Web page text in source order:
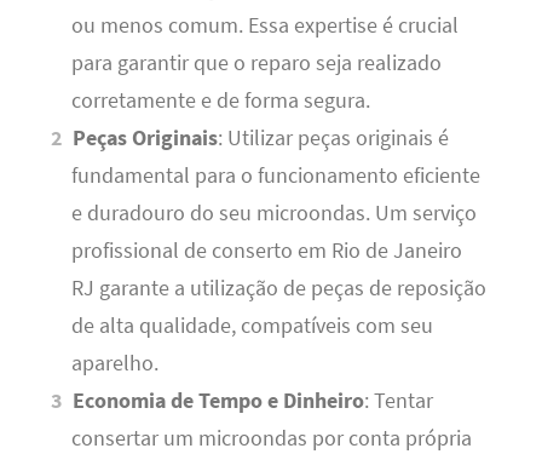
ou menos comum. Essa expertise é crucial
para garantir que o reparo seja realizado
corretamente e de forma segura.
Peças Originais: Utilizar peças originais é
fundamental para o funcionamento eficiente
e duradouro do seu microondas. Um serviço
profissional de conserto em Rio de Janeiro
RJ garante a utilização de peças de reposição
de alta qualidade, compatíveis com seu
aparelho.
Economia de Tempo e Dinheiro: Tentar
consertar um microondas por conta própria